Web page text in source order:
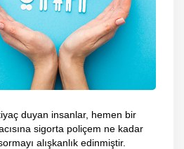
duyan insanlar, hemen bir
sigorta poliçem ne kadar
alışkanlık edinmiştir.